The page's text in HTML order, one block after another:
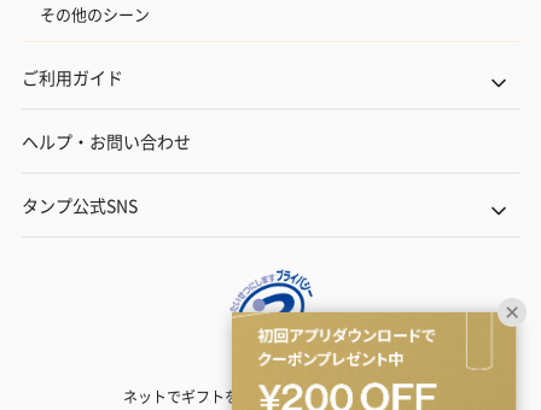
その他のシーン
ご利用ガイド
ヘルプ・お問い合わせ
タンプ公式SNS
ネットでギフトを贈るなら | TANP（タンプ）